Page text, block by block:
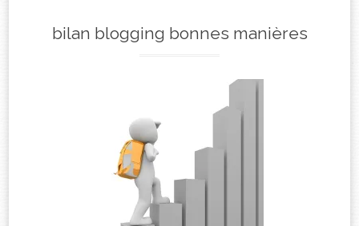
bilan blogging bonnes manières